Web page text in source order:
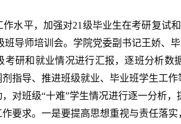
作水平，加强对21级毕业生在考研复试
导师培训会。 学院党委副书记王娇、
研和就业情况进行汇报，逐班分析数
指导、推进班级就业、毕业班学生工作
对班级“十难”学生情况进行逐一分析，
要求。一是要提高思想重视与责任落实